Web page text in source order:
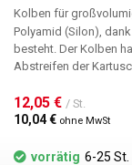
Kolben für
Polyamid (Silon),
besteht. Der Kolben
Abstreifen der
Kartusche, die dank
werden kann.
mit einem
12,05 € / St.
10,04 € ohne MwSt
vorrätig 6-25 St.